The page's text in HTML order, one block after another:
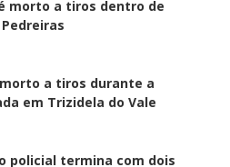
morto a tiros dentro de
morto a tiros durante a
em Trizidela do Vale
policial termina com dois